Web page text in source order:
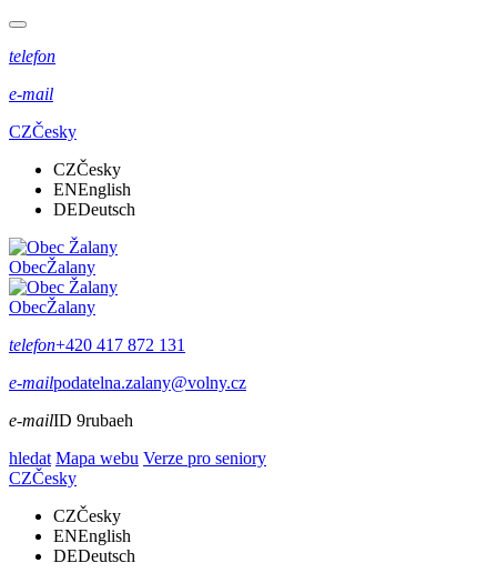
telefon
e-mail
CZČesky
CZČesky
ENEnglish
DEDeutsch
ObecŽalany
ObecŽalany
telefon+420 417 872 131
e-mailpodatelna.zalany@volny.cz
e-mailID 9rubaeh
hledat Mapa webu Verze pro seniory
CZČesky
CZČesky
ENEnglish
DEDeutsch